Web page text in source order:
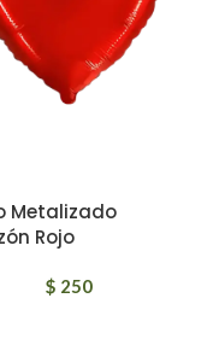
Metalizado
Rojo
$ 250